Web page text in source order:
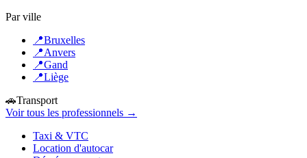
Par ville
📍Bruxelles
📍Anvers
📍Gand
📍Liège
🚗Transport
Voir tous les professionnels →
Taxi & VTC
Location d'autocar